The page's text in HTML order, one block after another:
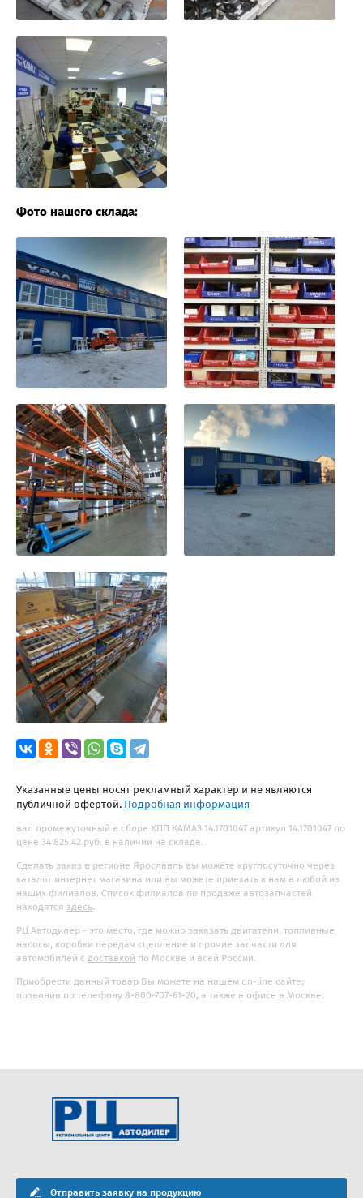
Фото нашего склада:
Указанные цены носят рекламный характер и не являются
публичной офертой. Подробная информация
вал промежуточный в сборе КПП КАМАЗ 14.1701047 артикул 14.1701047 по
цене 34 825.42 руб. в наличии на складе.
Сделать заказ в регионе Ярославль вы можете круглосуточно через
каталог интернет магазина или вы можете приехать к нам в любой из
наших филиалов. Список филиалов по продаже автозапчастей
находятся здесь.
РЦ Автодилер - это место, где можно заказать двигатели, топливные
насосы, коробки передач сцепление и прочие запчасти для
автомобилей с доставкой по Москве и всей России.
Приобрести данный товар Вы можете на нашем on-line сайте,
позвонив по телефону 8-800-707-61-20, а также в офисе в Москве.
Отправить заявку на продукцию